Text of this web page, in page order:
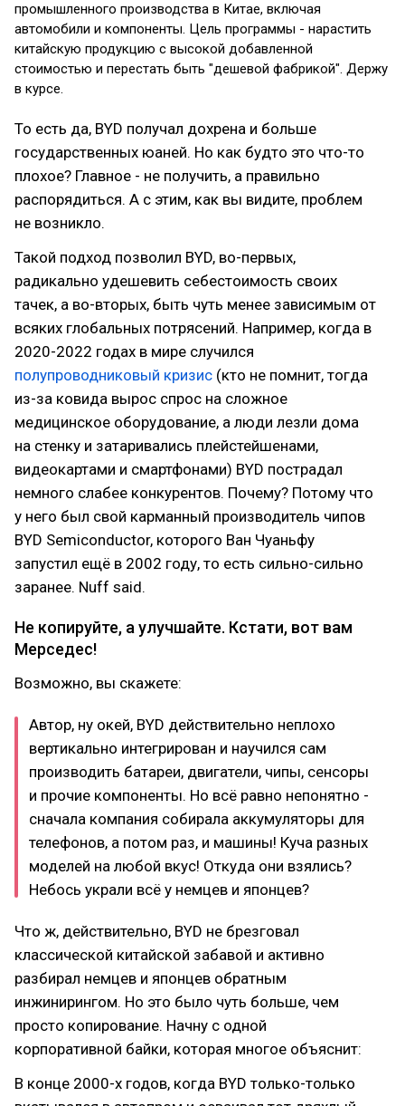
промышленного производства в Китае, включая
автомобили и компоненты. Цель программы - нарастить
китайскую продукцию с высокой добавленной
стоимостью и перестать быть "дешевой фабрикой". Держу
в курсе.
То есть да, BYD получал дохрена и больше
государственных юаней. Но как будто это что-то
плохое? Главное - не получить, а правильно
распорядиться. А с этим, как вы видите, проблем
не возникло.
Такой подход позволил BYD, во-первых,
радикально удешевить себестоимость своих
тачек, а во-вторых, быть чуть менее зависимым от
всяких глобальных потрясений. Например, когда в
2020-2022 годах в мире случился
полупроводниковый кризис (кто не помнит, тогда
из-за ковида вырос спрос на сложное
медицинское оборудование, а люди лезли дома
на стенку и затаривались плейстейшенами,
видеокартами и смартфонами) BYD пострадал
немного слабее конкурентов. Почему? Потому что
у него был свой карманный производитель чипов
BYD Semiconductor, которого Ван Чуаньфу
запустил ещё в 2002 году, то есть сильно-сильно
заранее. Nuff said.
Не копируйте, а улучшайте. Кстати, вот вам
Мерседес!
Возможно, вы скажете:
Автор, ну окей, BYD действительно неплохо
вертикально интегрирован и научился сам
производить батареи, двигатели, чипы, сенсоры
и прочие компоненты. Но всё равно непонятно -
сначала компания собирала аккумуляторы для
телефонов, а потом раз, и машины! Куча разных
моделей на любой вкус! Откуда они взялись?
Небось украли всё у немцев и японцев?
Что ж, действительно, BYD не брезговал
классической китайской забавой и активно
разбирал немцев и японцев обратным
инжинирингом. Но это было чуть больше, чем
просто копирование. Начну с одной
корпоративной байки, которая многое объяснит:
В конце 2000-х годов, когда BYD только-только